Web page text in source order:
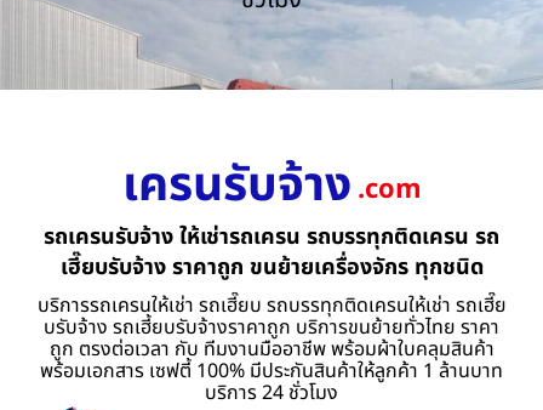
เครนรับจ้าง .com
รถเครนรับจ้าง ให้เช่ารถเครน รถบรรทุกติดเครน รถ
เฮี๊ยบรับจ้าง ราคาถูก ขนย้ายเครื่องจักร ทุกชนิด
บริการรถเครนให้เช่า รถเฮี๊ยบ รถบรรทุกติดเครนให้เช่า รถเฮี๊ย
บรับจ้าง รถเฮี้ยบรับจ้างราคาถูก บริการขนย้ายทั่วไทย ราคา
ถูก ตรงต่อเวลา กับ ทีมงานมืออาชีพ พร้อมผ้าใบคลุมสินค้า
พร้อมเอกสาร เซฟตี้ 100% มีประกันสินค้าให้ลูกค้า 1 ล้านบาท
บริการ 24 ชั่วโมง